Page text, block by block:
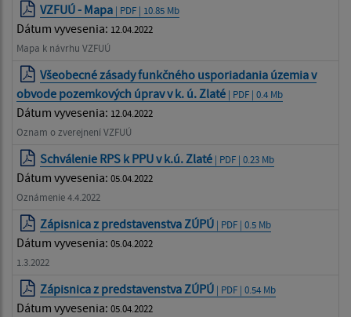
VZFUÚ - Mapa | PDF | 10.85 Mb
Dátum vyvesenia: 12.04.2022
Mapa k návrhu VZFUÚ
Všeobecné zásady funkčného usporiadania územia v
obvode pozemkových úprav v k. ú. Zlaté | PDF | 0.4 Mb
Dátum vyvesenia: 12.04.2022
Oznam o zverejnení VZFUÚ
Schválenie RPS k PPU v k.ú. Zlaté | PDF | 0.23 Mb
Dátum vyvesenia: 05.04.2022
Oznámenie 4.4.2022
Zápisnica z predstavenstva ZÚPÚ | PDF | 0.5 Mb
Dátum vyvesenia: 05.04.2022
1.3.2022
Zápisnica z predstavenstva ZÚPÚ | PDF | 0.54 Mb
Dátum vyvesenia: 05.04.2022